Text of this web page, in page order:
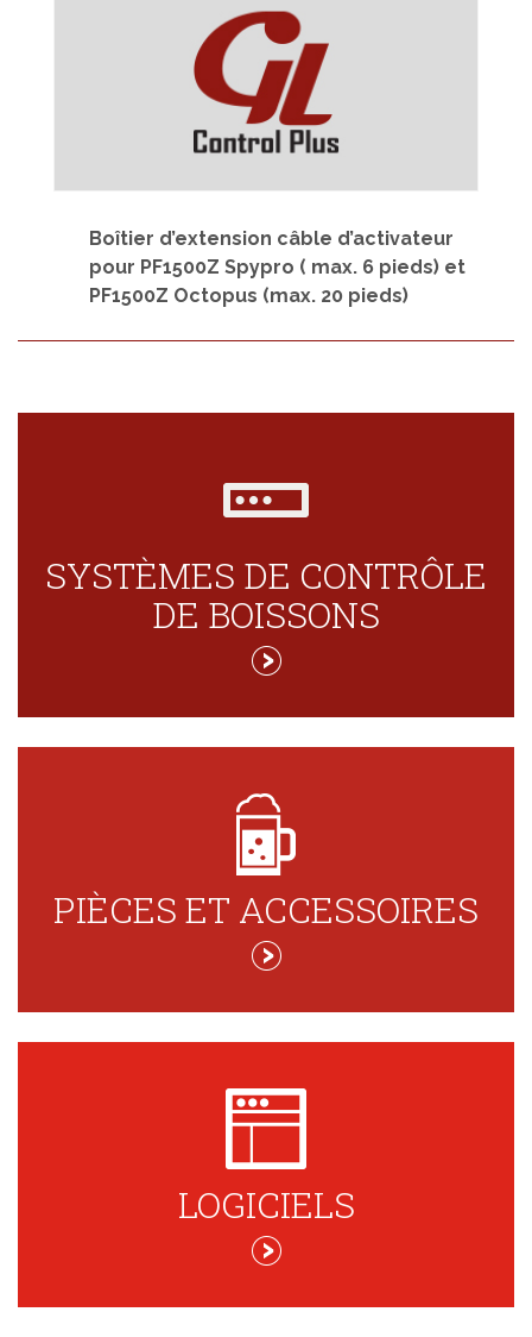
Boîtier d’extension câble d’activateur
pour PF1500Z Spypro ( max. 6 pieds) et
PF1500Z Octopus (max. 20 pieds)
SYSTÈMES DE CONTRÔLE
DE BOISSONS
PIÈCES ET ACCESSOIRES
LOGICIELS